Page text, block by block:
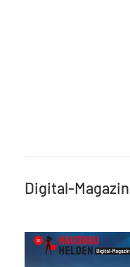
Digital-Magazin